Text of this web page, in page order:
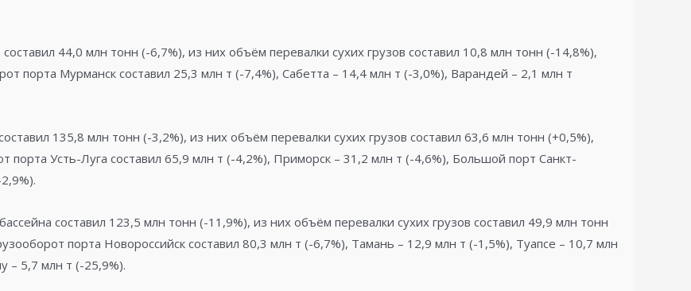
44,0 млн тонн (-6,7%), из них объём перевалки сухих грузов составил 10,8 млн тонн (-14,8%),
порта Мурманск составил 25,3 млн т (-7,4%), Сабетта – 14,4 млн т (-3,0%), Варандей – 2,1 млн т
135,8 млн тонн (-3,2%), из них объём перевалки сухих грузов составил 63,6 млн тонн (+0,5%),
порта Усть-Луга составил 65,9 млн т (-4,2%), Приморск – 31,2 млн т (-4,6%), Большой порт Санкт-
составил 123,5 млн тонн (-11,9%), из них объём перевалки сухих грузов составил 49,9 млн тонн
порта Новороссийск составил 80,3 млн т (-6,7%), Тамань – 12,9 млн т (-1,5%), Туапсе – 10,7 млн
– 5,7 млн т (-25,9%).